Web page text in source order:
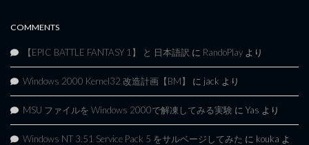
COMMENTS
【EPIC BATTLE FANTASY 1】 と 日本語訳 に RandoPlay より
Windows 2000 Kernel32 改造計画【BM】 に jack より
MSU ファイルを Windows 2000で解凍してみる実験 に Yas より
Windows NT 3.51 Service Pack 5 をサルベージしてみた に kouka よ